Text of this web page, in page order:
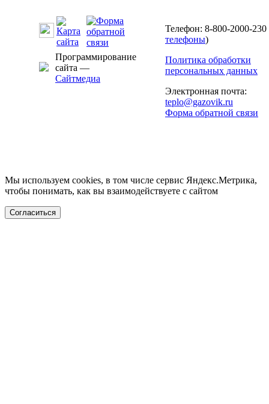
Программирование
сайта —
Сайтмедиа
Телефон: 8-800-2000-230
телефоны)
Политика обработки
персональных данных
Электронная почта:
teplo@gazovik.ru
Форма обратной связи
Мы используем cookies, в том числе сервис Яндекс.Метрика,
чтобы понимать, как вы взаимодействуете с сайтом
Согласиться